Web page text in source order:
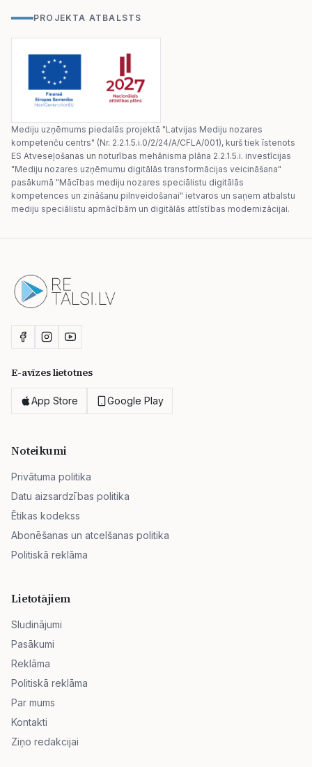
PROJEKTA ATBALSTS
Mediju uzņēmums piedalās projektā "Latvijas Mediju nozares
kompetenču centrs" (Nr. 2.2.1.5.i.0/2/24/A/CFLA/001), kurš tiek īstenots
ES Atveseļošanas un noturības mehānisma plāna 2.2.1.5.i. investīcijas
"Mediju nozares uzņēmumu digitālās transformācijas veicināšana"
pasākumā "Mācības mediju nozares speciālistu digitālās
kompetences un zināšanu pilnveidošanai" ietvaros un saņem atbalstu
mediju speciālistu apmācībām un digitālās attīstības modernizācijai.
E-avīzes lietotnes
App Store Google Play
Noteikumi
Privātuma politika
Datu aizsardzības politika
Ētikas kodekss
Abonēšanas un atcelšanas politika
Politiskā reklāma
Lietotājiem
Sludinājumi
Pasākumi
Reklāma
Politiskā reklāma
Par mums
Kontakti
Ziņo redakcijai